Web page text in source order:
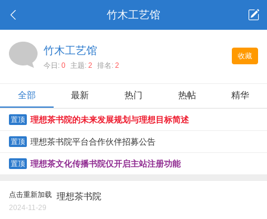
竹木工艺馆
收藏
竹木工艺馆
今日: 0 主题: 2 排名: 2
全部 最新 热门 热帖 精华
置顶 理想茶书院的未来发展规划与理想目标简述
置顶 理想茶书院平台合作伙伴招募公告
置顶 理想茶文化传播书院仅开启主站注册功能
点击重新加载 理想茶书院
2024-11-29